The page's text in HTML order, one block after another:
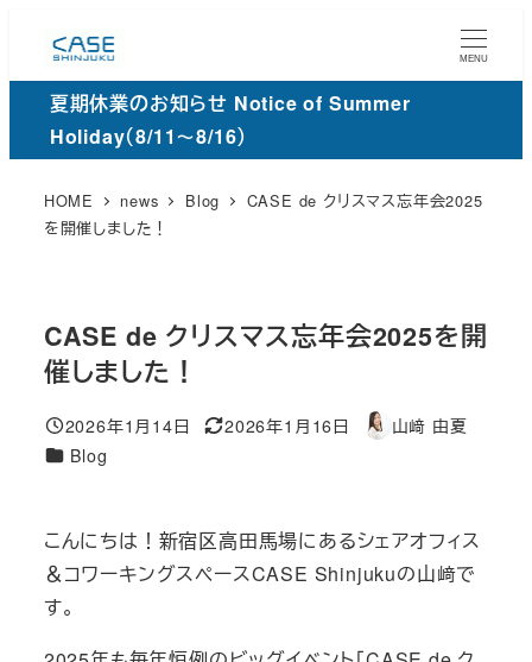
ン
MENU
夏期休業のお知らせ Notice of Summer
Holiday（8/11～8/16）
HOME news Blog
CASE de クリスマス忘年会2025
を開催しました！
CASE de クリスマス忘年会2025を開
催しました！
投稿日
2026年1月14日
更
2026年1月16日
著
山﨑 由夏
カ
リ
ー
Blog
こんにちは！新宿区高田馬場にあるシェアオフィス
＆コワーキングスペースCASE Shinjukuの山﨑で
す。